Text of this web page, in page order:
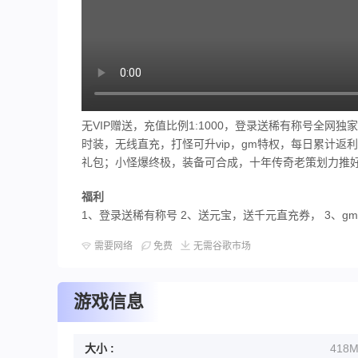
无VIP赠送，充值比例1:1000，登录送稀有称号全网独
时装，无线直充，打怪可升vip，gm特权，每日累计返
礼包；小怪爆终极，装备可合成，十年传奇老策划力推
福利
1、登录送稀有称号 2、送元宝，送千元直充券， 3、
需要网络 免费 无需谷歌市场
游戏信息
大小 :